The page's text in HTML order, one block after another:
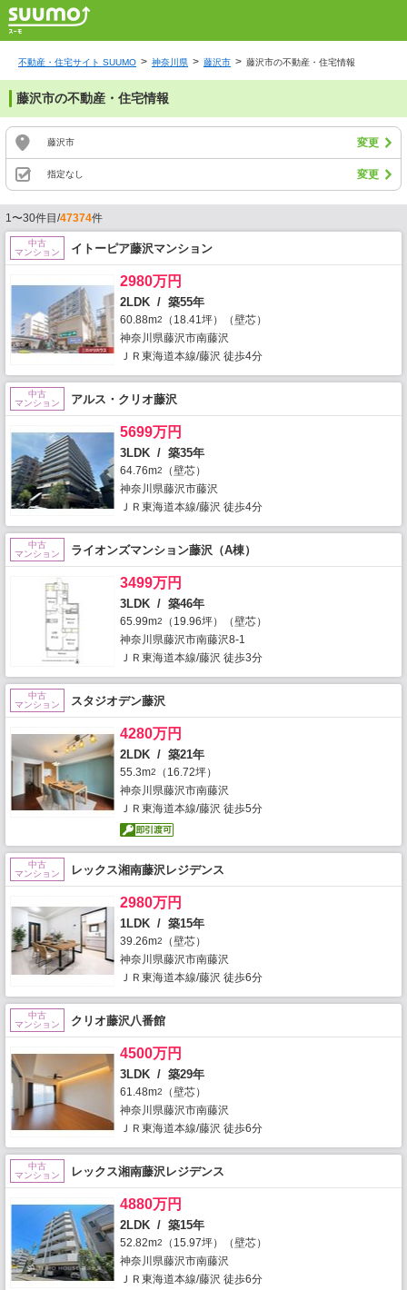
不動産・住宅サイト SUUMO 神奈川県 藤沢市 藤沢市の不動産・住宅情報
藤沢市の不動産・住宅情報
藤沢市 変更
指定なし 変更
1〜30件目/47374件
中古
マンション
イトーピア藤沢マンション
2980万円
2LDK / 築55年
60.88m2
（18.41坪）（壁芯）
神奈川県藤沢市南藤沢
ＪＲ東海道本線/藤沢 徒歩4分
中古
マンション
アルス・クリオ藤沢
5699万円
3LDK / 築35年
64.76m2
（壁芯）
神奈川県藤沢市藤沢
ＪＲ東海道本線/藤沢 徒歩4分
中古
マンション
ライオンズマンション藤沢（A棟）
3499万円
3LDK / 築46年
65.99m2
（19.96坪）（壁芯）
神奈川県藤沢市南藤沢8-1
ＪＲ東海道本線/藤沢 徒歩3分
中古
マンション
スタジオデン藤沢
4280万円
2LDK / 築21年
55.3m2
（16.72坪）
神奈川県藤沢市南藤沢
ＪＲ東海道本線/藤沢 徒歩5分
中古
マンション
レックス湘南藤沢レジデンス
2980万円
1LDK / 築15年
39.26m2
（壁芯）
神奈川県藤沢市南藤沢
ＪＲ東海道本線/藤沢 徒歩6分
中古
マンション
クリオ藤沢八番館
4500万円
3LDK / 築29年
61.48m2
（壁芯）
神奈川県藤沢市南藤沢
ＪＲ東海道本線/藤沢 徒歩6分
中古
マンション
レックス湘南藤沢レジデンス
4880万円
2LDK / 築15年
52.82m2
（15.97坪）（壁芯）
神奈川県藤沢市南藤沢
ＪＲ東海道本線/藤沢 徒歩6分